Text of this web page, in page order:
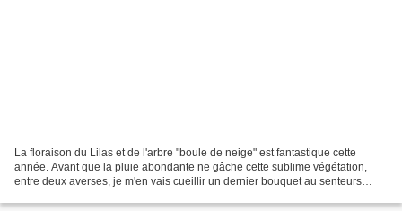
La floraison du Lilas et de l'arbre "boule de neige" est fantastique cette
année. Avant que la pluie abondante ne gâche cette sublime végétation,
entre deux averses, je m'en vais cueillir un dernier bouquet au senteurs